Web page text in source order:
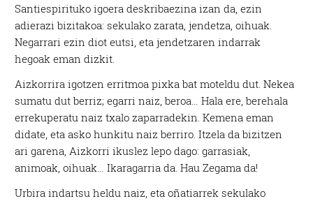
Santiespirituko igoera deskribaezina izan da, ezin
adierazi bizitakoa: sekulako zarata, jendetza, oihuak.
Negarrari ezin diot eutsi, eta jendetzaren indarrak
hegoak eman dizkit.
Aizkorrira igotzen erritmoa pixka bat moteldu dut. Nekea
sumatu dut berriz; egarri naiz, beroa… Hala ere, berehala
errekuperatu naiz txalo zaparradekin. Kemena eman
didate, eta asko hunkitu naiz berriro. Itzela da bizitzen
ari garena, Aizkorri ikuslez lepo dago: garrasiak,
animoak, oihuak… Ikaragarria da. Hau Zegama da!
Urbira indartsu heldu naiz, eta oñatiarrek sekulako